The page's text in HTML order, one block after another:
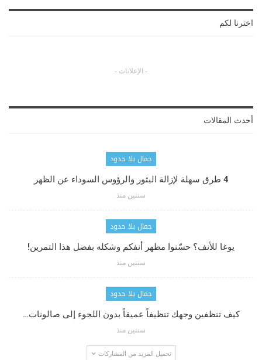
اخترنا لكم
- الإعلانات -
أحدث المقالات
جمال بلا حدود
4 طرق سهلة لإزالة البثور والرؤوس السوداء عن الظهر
سنتين منذ
جمال بلا حدود
يوغا للأنف؟ حسّنوا مظهر أنفكم وشكله بفضل هذا التمرين!
سنتين منذ
جمال بلا حدود
كيف تنظفين وجهك تنظيفاً عميقاً بدون اللجوء إلى صالونات…
سنتين منذ
تحميل المزيد من المشاركات